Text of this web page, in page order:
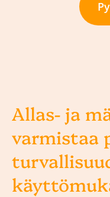
Allas- ja
varmistaa